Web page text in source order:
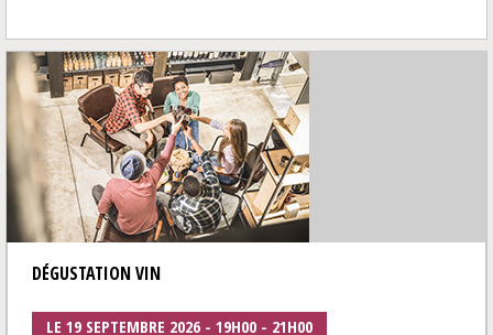
DÉGUSTATION VIN
LE 19 SEPTEMBRE 2026 - 19H00 - 21H00